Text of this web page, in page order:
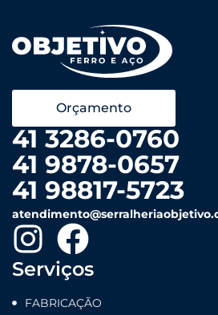
Orçamento
41 3286-0760
41 9878-0657
41 98817-5723
Serviços
FABRICAÇÃO